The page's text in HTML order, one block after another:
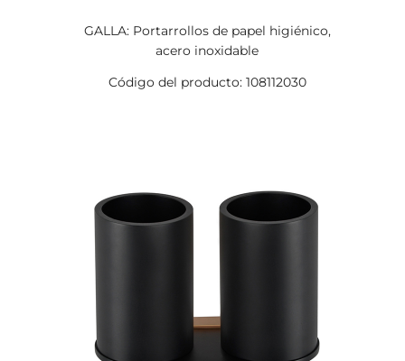
GALLA: Portarrollos de papel higiénico,
acero inoxidable
Código del producto: 108112030